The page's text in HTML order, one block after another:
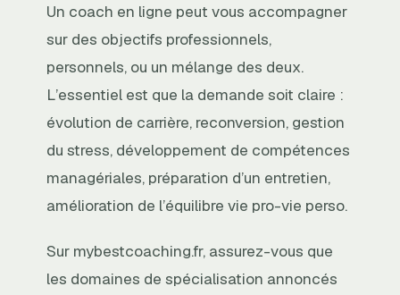
Un coach en ligne peut vous accompagner
sur des objectifs professionnels,
personnels, ou un mélange des deux.
L’essentiel est que la demande soit claire :
évolution de carrière, reconversion, gestion
du stress, développement de compétences
managériales, préparation d’un entretien,
amélioration de l’équilibre vie pro-vie perso.
Sur mybestcoaching.fr, assurez-vous que
les domaines de spécialisation annoncés